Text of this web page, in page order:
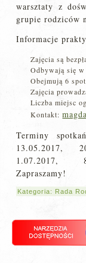
warsztaty z
grupie rodziców
Informacje
Zajęcia są
Odbywają się
Obejmują 6
Zajęcia
Liczba miejsc
Kontakt:
Terminy
13.05.2017,
1.07.2017,
Zapraszamy!
Kategoria: Rada